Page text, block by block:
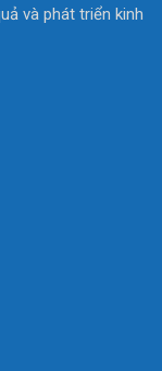
và phát triển kinh